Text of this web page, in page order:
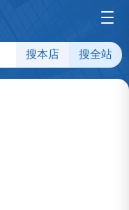
搜本店 搜全站